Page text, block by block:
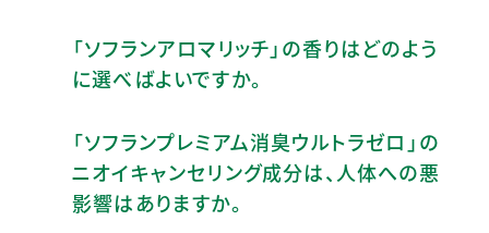
「ソフランアロマリッチ」の香りはどのよう
に選べばよいですか。
「ソフランプレミアム消臭ウルトラゼロ」の
ニオイキャンセリング成分は、人体への悪
影響はありますか。